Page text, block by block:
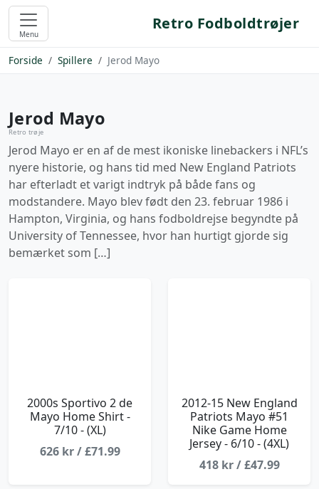
Menu
Retro Fodboldtrøjer
Forside Spillere Jerod Mayo
Jerod Mayo
Retro trøje
Jerod Mayo er en af de mest ikoniske linebackers i NFL’s
nyere historie, og hans tid med New England Patriots
har efterladt et varigt indtryk på både fans og
modstandere. Mayo blev født den 23. februar 1986 i
Hampton, Virginia, og hans fodboldrejse begyndte på
University of Tennessee, hvor han hurtigt gjorde sig
bemærket som […]
2000s Sportivo 2 de
Mayo Home Shirt -
7/10 - (XL)
626 kr / £71.99
2012-15 New England
Patriots Mayo #51
Nike Game Home
Jersey - 6/10 - (4XL)
418 kr / £47.99